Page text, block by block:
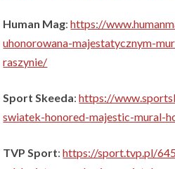
Human Mag:https://
uhonorowana-majestatycznym-
raszynie/
Sport Skeeda:https://
swiatek-honored-majestic-mural-
TVP Sport:https://sport.tvp.pl/